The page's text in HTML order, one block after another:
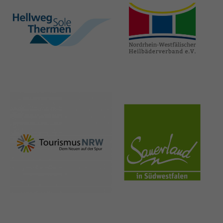
hellweg-sole-
thermen.de
heilbaeder.de
nrw-
tourismus.de
sauerland.co
m